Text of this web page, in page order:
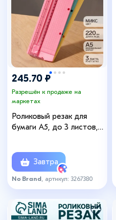
245.70 ₽
Разрешён к продаже на
маркетах
Роликовый резак для
бумаги А5, до 3 листов,
МИКСЗавтра
No Brand , артикул: 3267380